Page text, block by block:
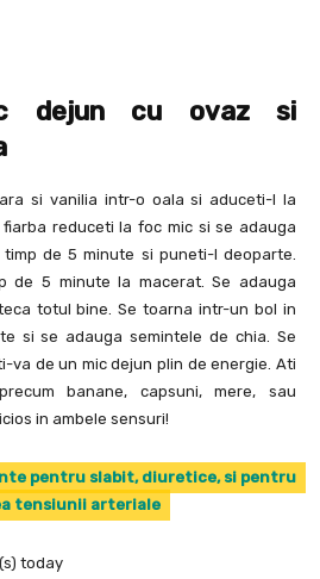
dejun cu ovaz si
si vanilia intr-o oala si aduceti-l la
reduceti la foc mic si se adauga
de 5 minute si puneti-l deoparte.
de 5 minute la macerat. Se adauga
totul bine. Se toarna intr-un bol in
si se adauga semintele de chia. Se
va de un mic dejun plin de energie. Ati
banane, capsuni, mere, sau
in ambele sensuri!
pentru slabit, diuretice, si pentru
tensiunii arteriale
today